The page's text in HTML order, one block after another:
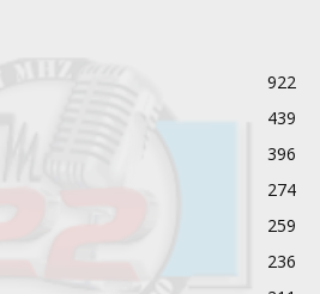
922
439
396
274
259
236